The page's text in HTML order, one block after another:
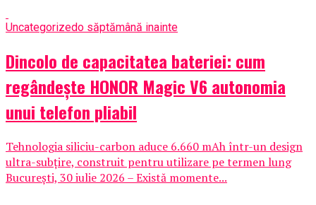
Uncategorizedo săptămână inainte
Dincolo de capacitatea bateriei: cum
regândește HONOR Magic V6 autonomia
unui telefon pliabil
Tehnologia siliciu-carbon aduce 6.660 mAh într-un design
ultra-subțire, construit pentru utilizare pe termen lung
București, 30 iulie 2026 – Există momente...